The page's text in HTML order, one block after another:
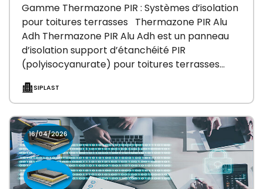
Gamme Thermazone PIR : Systèmes d’isolation
pour toitures terrasses Thermazone PIR Alu
Adh Thermazone PIR Alu Adh est un panneau
d’isolation support d’étanchéité PIR
(polyisocyanurate) pour toitures terrasses
SIPLAST
16/04/2026